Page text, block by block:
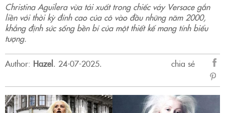
Christina Aguilera vừa tái xuất trong chiếc váy Versace gắn
liền với thời kỳ đỉnh cao của cô vào đầu những năm 2000,
khẳng định sức sống bền bỉ của một thiết kế mang tính biểu
tượng.
Author: Hazel. 24-07-2025.
chia sẻ
sẻ